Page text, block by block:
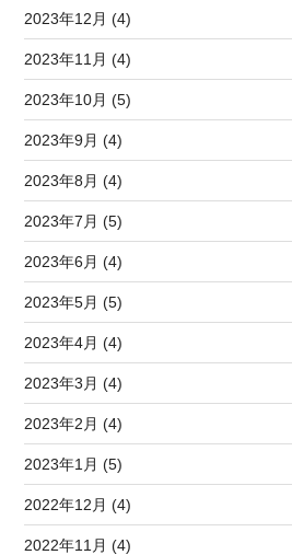
2023年12月 (4)
2023年11月 (4)
2023年10月 (5)
2023年9月 (4)
2023年8月 (4)
2023年7月 (5)
2023年6月 (4)
2023年5月 (5)
2023年4月 (4)
2023年3月 (4)
2023年2月 (4)
2023年1月 (5)
2022年12月 (4)
2022年11月 (4)